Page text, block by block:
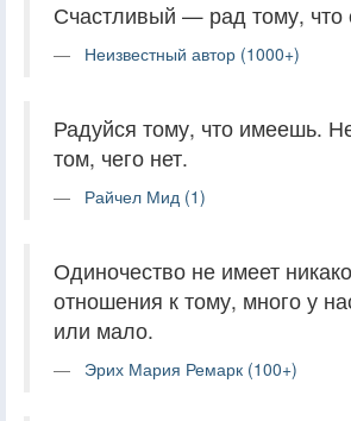
Счастливый — рад тому, что
Неизвестный автор (1000+)
Радуйся тому, что имеешь.
том, чего нет.
Райчел Мид (1)
Одиночество не имеет
отношения к тому, много у
или мало.
Эрих Мария Ремарк (100+)